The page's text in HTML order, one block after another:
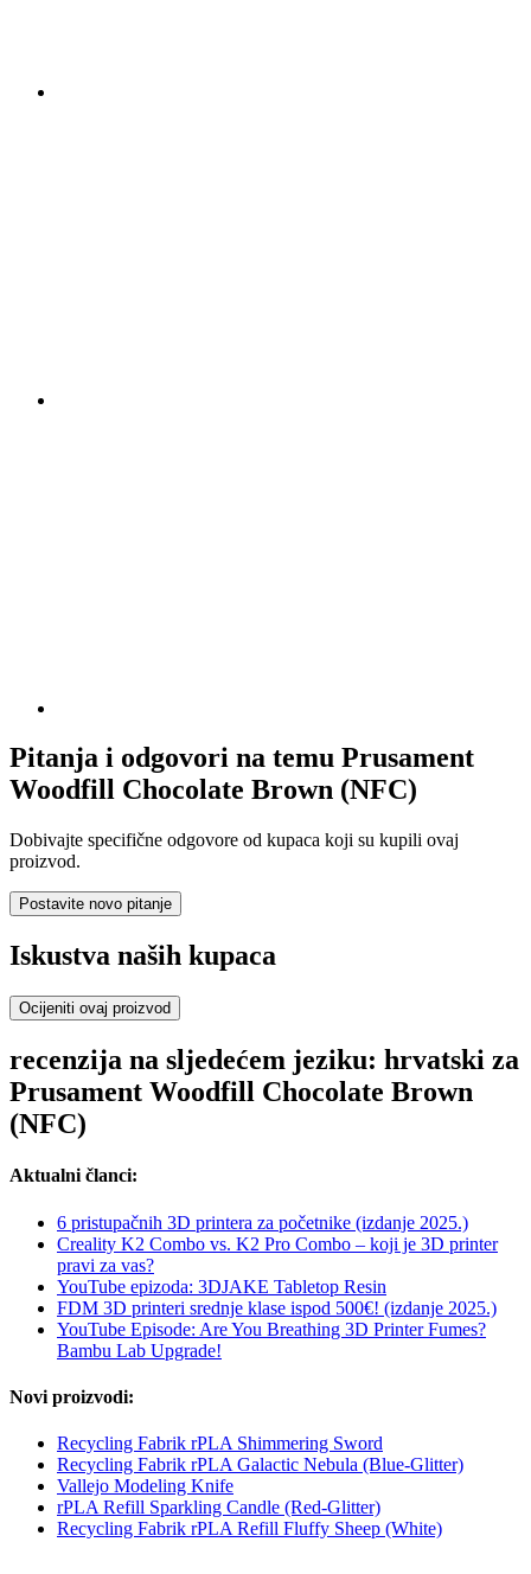
Pitanja i odgovori na temu Prusament
Woodfill Chocolate Brown (NFC)
Dobivajte specifične odgovore od kupaca koji su kupili ovaj
proizvod.
Postavite novo pitanje
Iskustva naših kupaca
Ocijeniti ovaj proizvod
recenzija na sljedećem jeziku: hrvatski za
Prusament Woodfill Chocolate Brown
(NFC)
Aktualni članci:
6 pristupačnih 3D printera za početnike (izdanje 2025.)
Creality K2 Combo vs. K2 Pro Combo – koji je 3D printer
pravi za vas?
YouTube epizoda: 3DJAKE Tabletop Resin
FDM 3D printeri srednje klase ispod 500€! (izdanje 2025.)
YouTube Episode: Are You Breathing 3D Printer Fumes?
Bambu Lab Upgrade!
Novi proizvodi:
Recycling Fabrik rPLA Shimmering Sword
Recycling Fabrik rPLA Galactic Nebula (Blue-Glitter)
Vallejo Modeling Knife
rPLA Refill Sparkling Candle (Red-Glitter)
Recycling Fabrik rPLA Refill Fluffy Sheep (White)